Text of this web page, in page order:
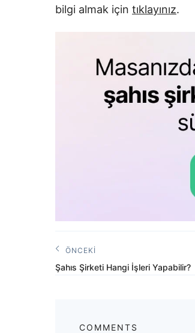
bilgi almak için tıklayınız.
Yazı
gezinmesi
ÖNCEKI
Önceki
Şahıs Şirketi Hangi İşleri Yapabilir?
COMMENTS